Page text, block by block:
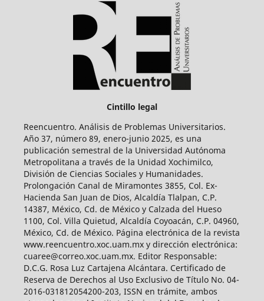
Cintillo legal
Reencuentro. Análisis de Problemas Universitarios.
Año 37, número 89, enero-junio 2025, es una
publicación semestral de la Universidad Autónoma
Metropolitana a través de la Unidad Xochimilco,
División de Ciencias Sociales y Humanidades.
Prolongación Canal de Miramontes 3855, Col. Ex-
Hacienda San Juan de Dios, Alcaldía Tlalpan, C.P.
14387, México, Cd. de México y Calzada del Hueso
1100, Col. Villa Quietud, Alcaldía Coyoacán, C.P. 04960,
México, Cd. de México. Página electrónica de la revista
www.reencuentro.xoc.uam.mx y dirección electrónica:
cuaree@correo.xoc.uam.mx. Editor Responsable:
D.C.G. Rosa Luz Cartajena Alcántara. Certificado de
Reserva de Derechos al Uso Exclusivo de Título No. 04-
2016-031812054200-203, ISSN en trámite, ambos